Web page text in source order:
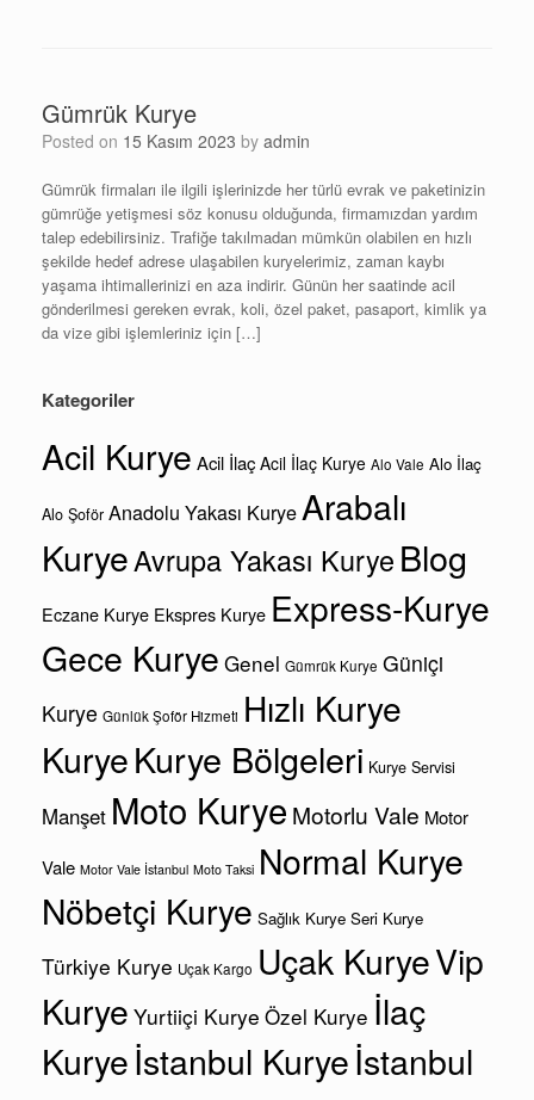
Gümrük Kurye
Posted on 15 Kasım 2023 by admin
Gümrük firmaları ile ilgili işlerinizde her türlü evrak ve paketinizin
gümrüğe yetişmesi söz konusu olduğunda, firmamızdan yardım
talep edebilirsiniz. Trafiğe takılmadan mümkün olabilen en hızlı
şekilde hedef adrese ulaşabilen kuryelerimiz, zaman kaybı
yaşama ihtimallerinizi en aza indirir. Günün her saatinde acil
gönderilmesi gereken evrak, koli, özel paket, pasaport, kimlik ya
da vize gibi işlemleriniz için […]
Kategoriler
Acil Kurye Acil İlaç Acil İlaç Kurye Alo Vale Alo İlaç
Alo Şoför Anadolu Yakası Kurye Arabalı
KuryeAvrupa Yakası Kurye Blog
Eczane Kurye Ekspres Kurye Express-Kurye
Gece Kurye Genel Gümrük Kurye Güniçi
Kurye Günlük Şoför Hizmeti Hızlı Kurye
KuryeKurye Bölgeleri Kurye Servisi
Manşet Moto Kurye Motorlu Vale Motor
Vale Motor Vale İstanbul Moto Taksi Normal Kurye
Nöbetçi Kurye Sağlık Kurye Seri Kurye
Türkiye Kurye Uçak Kargo Uçak KuryeVip
Kurye Yurtiiçi Kurye Özel Kurye İlaç
Kuryeİstanbul Kuryeİstanbul